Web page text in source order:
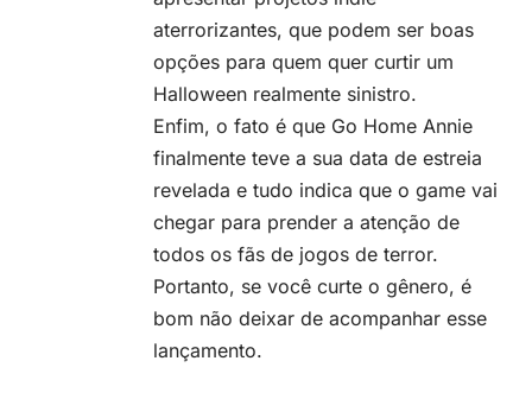
aterrorizantes, que podem ser boas
opções para quem quer curtir um
Halloween realmente sinistro.
Enfim, o fato é que Go Home Annie
finalmente teve a sua data de estreia
revelada e tudo indica que o game vai
chegar para prender a atenção de
todos os fãs de jogos de terror.
Portanto, se você curte o gênero, é
bom não deixar de acompanhar esse
lançamento.